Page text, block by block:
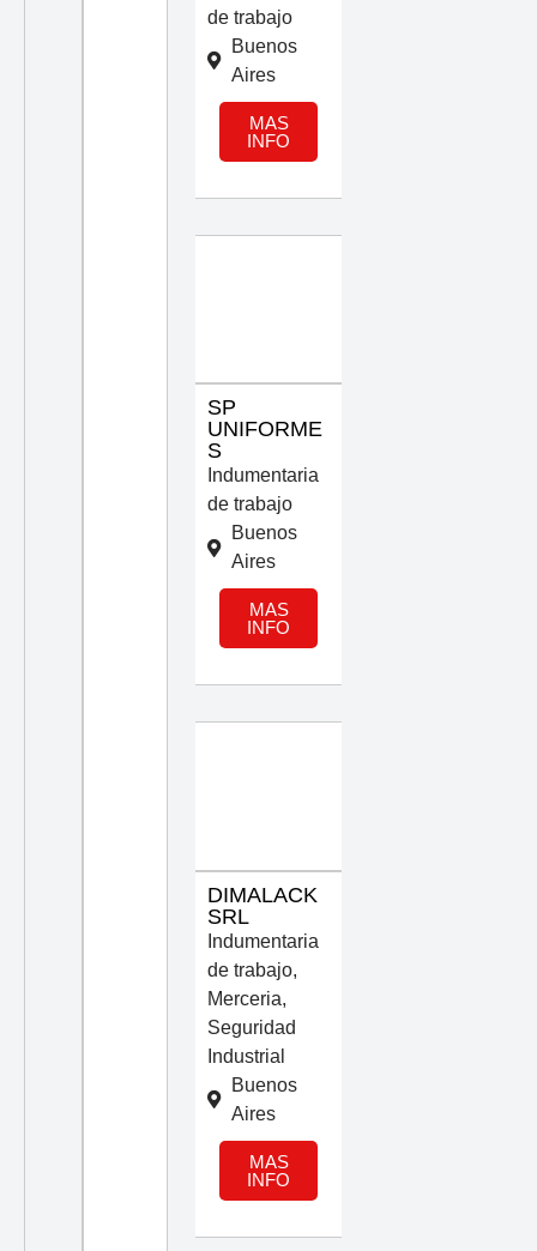
de trabajo
Buenos
Aires
MAS
INFO
SP
UNIFORME
S
Indumentaria
de trabajo
Buenos
Aires
MAS
INFO
DIMALACK
SRL
Indumentaria
de trabajo,
Merceria,
Seguridad
Industrial
Buenos
Aires
MAS
INFO